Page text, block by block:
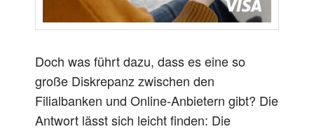
Doch was führtdazu, dass es eineso
große Diskrepanz zwischen den
Filialbanken und Online-Anbietern gibt? Die
Antwort lässt sich leicht finden: Die